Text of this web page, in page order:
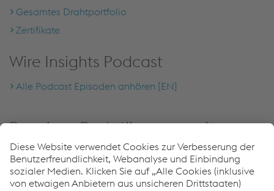
Gesamtes Drahtportfolio
Zertifikate
Wire Insights Podcast
Alle Podcast Episoden anhören [EN]
Premium-Drahtlösungen mit
reduziertem CO2-Fußabdruck